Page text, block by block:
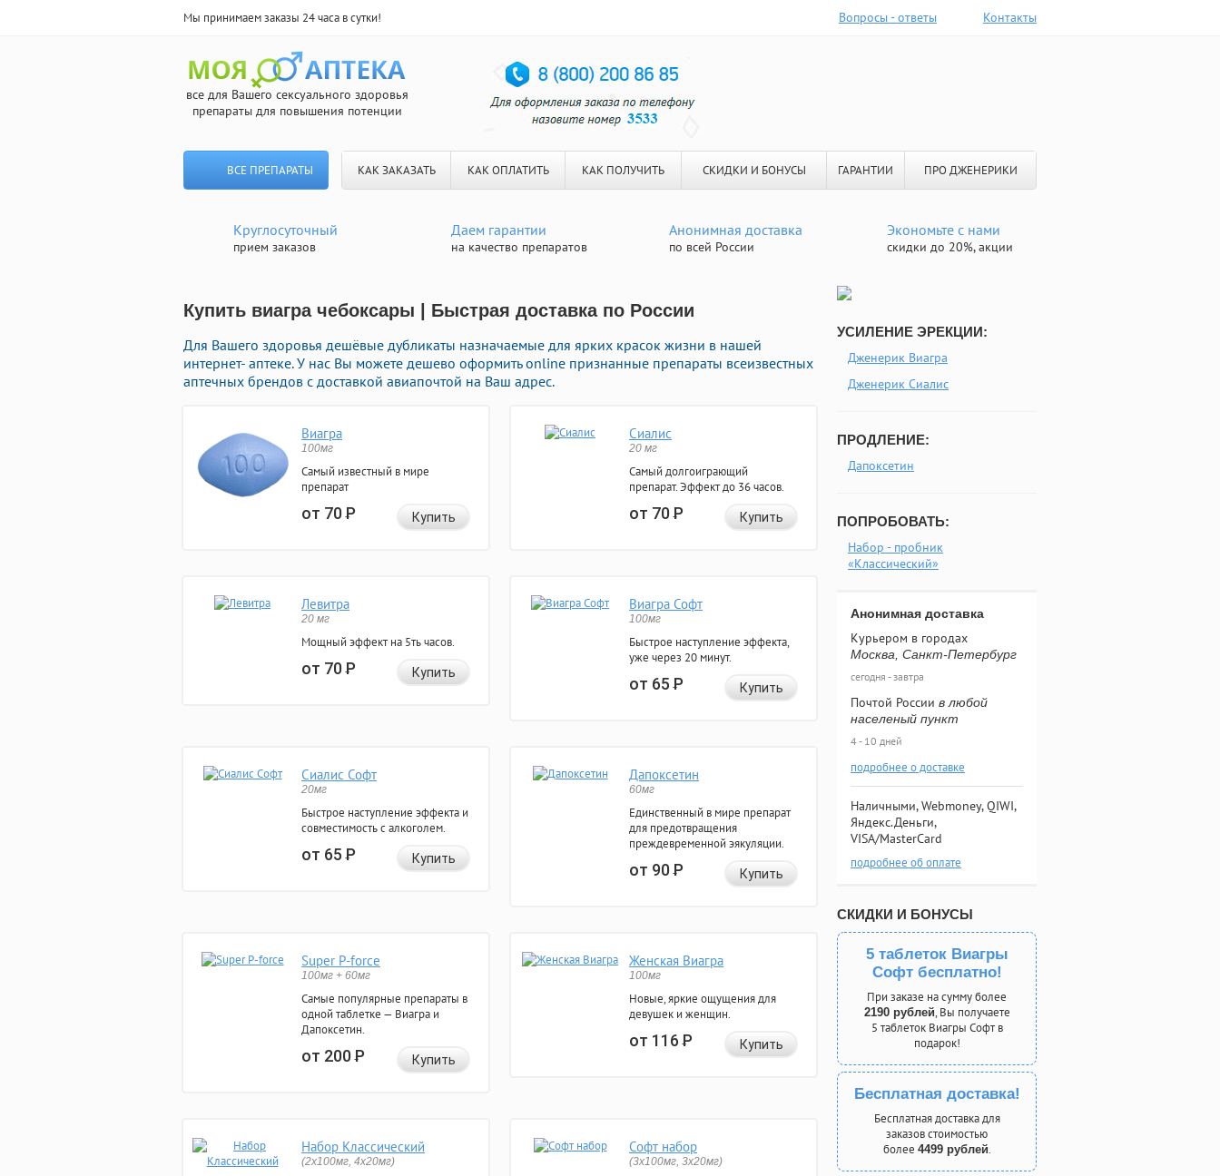
Мы принимаем заказы 24 часа в сутки! Вопросы - ответы Контакты
все для Вашего сексуального здоровья
препараты для повышения потенции
ВСЕ ПРЕПАРАТЫ КАК ЗАКАЗАТЬ КАК ОПЛАТИТЬ КАК ПОЛУЧИТЬ СКИДКИ И БОНУСЫ ГАРАНТИИ ПРО ДЖЕНЕРИКИ
Круглосуточный
прием заказов
Даем гарантии
на качество препаратов
Анонимная доставка
по всей России
Экономьте с нами
скидки до 20%, акции
Купить виагра чебоксары | Быстрая доставка по России
Для Вашего здоровья дешёвые дубликаты назначаемые для ярких красок жизни в нашей
интернет- аптеке. У нас Вы можете дешево оформить online признанные препараты всеизвестных
аптечных брендов с доставкой авиапочтой на Ваш адрес.
Виагра
100мг
Самый известный в мире
препарат
от 70Р Купить
Сиалис
20 мг
Самый долгоиграющий
препарат. Эффект до 36 часов.
от 70Р Купить
Левитра
20 мг
Мощный эффект на 5ть часов.
от 70Р Купить
Виагра Софт
100мг
Быстрое наступление эффекта,
уже через 20 минут.
от 65Р Купить
Сиалис Софт
20мг
Быстрое наступление эффекта и
совместимость с алкоголем.
от 65Р Купить
Дапоксетин
60мг
Единственный в мире препарат
для предотвращения
преждевременной эякуляции.
от 90Р Купить
Super P-force
100мг + 60мг
Самые популярные препараты в
одной таблетке — Виагра и
Дапоксетин.
от 200Р Купить
Женская Виагра
100мг
Новые, яркие ощущения для
девушек и женщин.
от 116Р Купить
Набор Классический
(2x100мг, 4x20мг)
Софт набор
(3x100мг, 3x20мг)
УСИЛЕНИЕ ЭРЕКЦИИ:
Дженерик Виагра
Дженерик Сиалис
ПРОДЛЕНИЕ:
Дапоксетин
ПОПРОБОВАТЬ:
Набор - пробник
«Классический»
Анонимная доставка
Курьером в городах
Москва, Санкт-Петербург
сегодня - завтра
Почтой России в любой
населеный пункт
4 - 10 дней
подробнее о доставке
Наличными, Webmoney, QIWI,
Яндекс.Деньги,
VISA/MasterCard
подробнее об оплате
СКИДКИ И БОНУСЫ
5 таблеток Виагры
Софт бесплатно!
При заказе на сумму более
2190 рублей, Вы получаете
5 таблеток Виагры Софт в
подарок!
Бесплатная доставка!
Бесплатная доставка для
заказов стоимостью
более 4499 рублей.